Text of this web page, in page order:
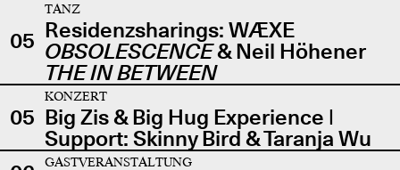
05
TANZ
Residenzsharings: WÆXE
OBSOLESCENCE& Neil Höhener
THE IN BETWEEN
05
KONZERT
Big Zis & Big Hug Experience |
Support: Skinny Bird & Taranja Wu
GASTVERANSTALTUNG